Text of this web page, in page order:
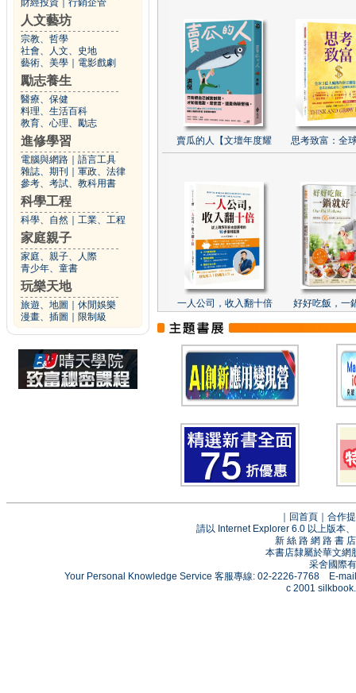
財經投資 行銷企管
人文藝坊
宗教、哲學
社會、人文、史地
藝術、美學
電影戲劇
勵志養生
醫療、保健
料理、生活百科
教育、心理、勵志
進修學習
電腦與網路
語言工具
雜誌、期刊
軍政、法律
參考、考試、教科用書
科學工程
科學、自然 工業、工程
家庭親子
家庭、親子、人際
青少年、童書
玩樂天地
旅遊、地圖
休閒娛樂
漫畫、插圖
限制級
賣瓜的人【文壇年度耀 思考致富：全
一人公司，收入翻十倍 好好吃飯，一
回首頁
合作
請以 Internet Explorer 6.0 以上版本
新 絲 路 網 路 書
本書店隸屬於華文網
采舍國際
Your Personal Knowledge Service 客服專線: 02-2226-7768 E-
c 2001